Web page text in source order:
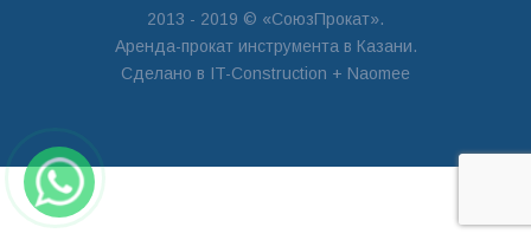
2013 - 2019 © «СоюзПрокат».
Аренда-прокат инструмента в Казани.
Сделано в IT-Construction + Naomee
Заявка по
WhatsApp